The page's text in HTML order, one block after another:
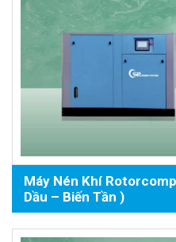
Máy Nén Khí
Dầu – Biến Tần )